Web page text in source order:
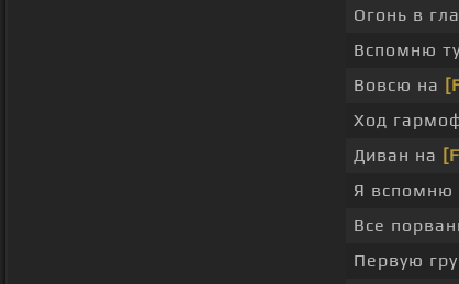
Огонь в
Вспомню
Вовсю на
Ход
Диван на
Я вспомню
Все
Первую